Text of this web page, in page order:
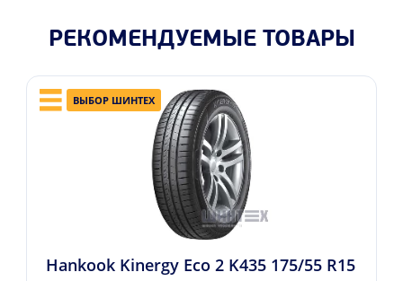
РЕКОМЕНДУЕМЫЕ ТОВАРЫ
ВЫБОР ШИНТЕХ
Hankook Kinergy Eco 2 K435 175/55 R15